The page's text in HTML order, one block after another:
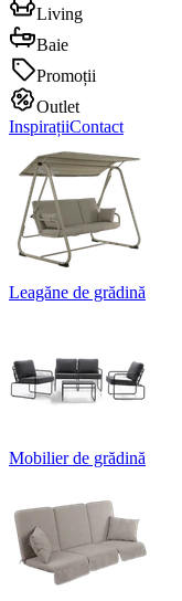
Living
Baie
Promoții
Outlet
InspirațiiContact
Leagăne de grădină
Mobilier de grădină